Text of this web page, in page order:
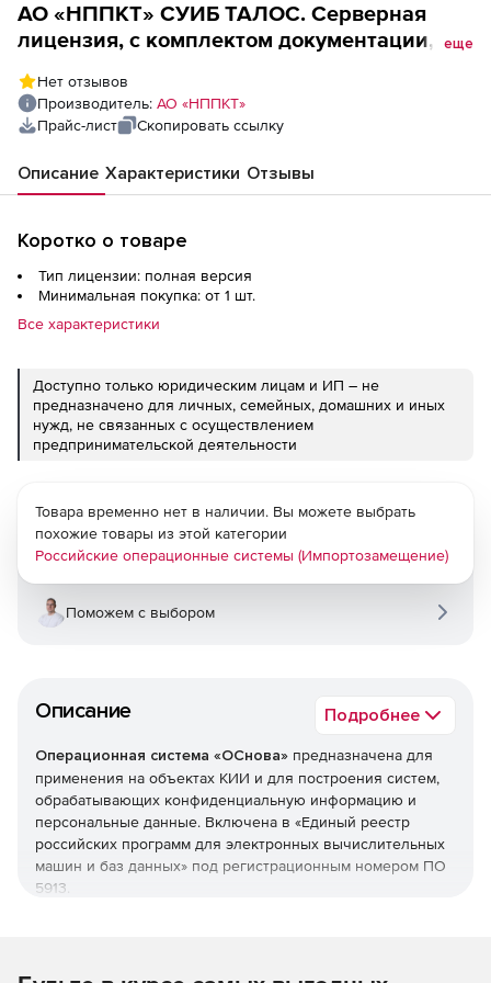
АО «НППКТ» СУИБ ТАЛОС. Серверная
лицензия, с комплектом документации,, в
Стрелец
еще
Нет отзывов
Производитель: АО «НППКТ»
Прайс-лист
Скопировать ссылку
Описание Характеристики Отзывы
Коротко о товаре
Тип лицензии: полная версия
Минимальная покупка: от 1 шт.
Все характеристики
Доступно только юридическим лицам и ИП – не
предназначено для личных, семейных, домашних и иных
нужд, не связанных с осуществлением
предпринимательской деятельности
Описание Подробнее
Операционная система «ОСнова» предназначена для
применения на объектах КИИ и для построения систем,
обрабатывающих конфиденциальную информацию и
персональные данные. Включена в «Единый реестр
российских программ для электронных вычислительных
машин и баз данных» под регистрационным номером ПО
5913.
Товара временно нет в наличии. Вы можете выбрать
похожие товары из этой категории
Российские операционные системы (Импортозамещение)
Поможем с выбором